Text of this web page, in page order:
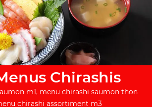
Chirashis
m1, menu chirashi saumon thon
chirashi assortiment m3